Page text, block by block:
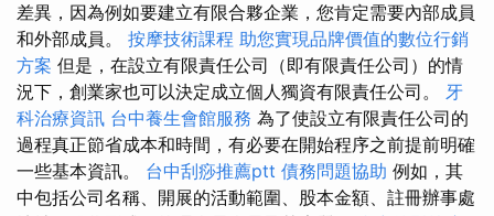
差異，因為例如要建立有限合夥企業，您肯定需要內部成員
和外部成員。 按摩技術課程 助您實現品牌價值的數位行銷
方案 但是，在設立有限責任公司（即有限責任公司）的情
況下，創業家也可以決定成立個人獨資有限責任公司。 牙
科治療資訊 台中養生會館服務 為了使設立有限責任公司的
過程真正節省成本和時間，有必要在開始程序之前提前明確
一些基本資訊。 台中刮痧推薦ptt 債務問題協助 例如，其
中包括公司名稱、開展的活動範圍、股本金額、註冊辦事處